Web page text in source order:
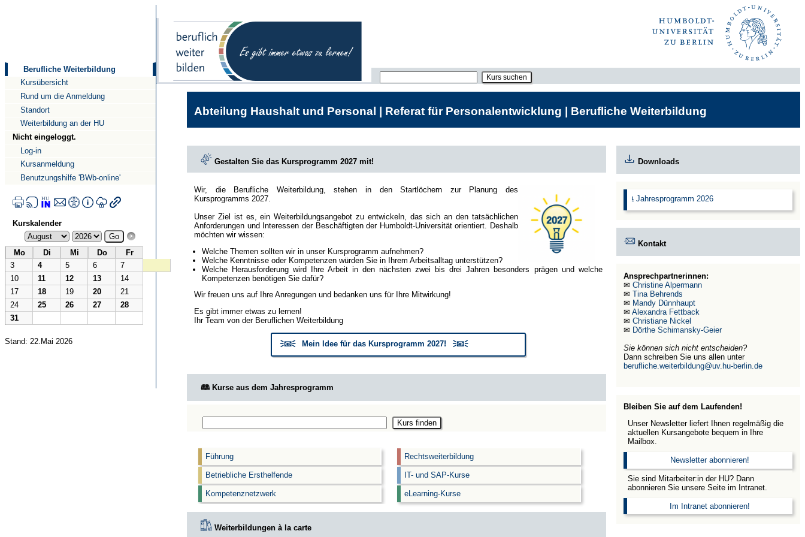
Berufliche Weiterbildung
Kursübersicht
Rund um die Anmeldung
Standort
Weiterbildung an der HU
Nicht eingeloggt.
Log-in
Kursanmeldung
Benutzungshilfe 'BWb-online'
Kurskalender
Mo Di Mi Do
Fr
3
4 5 6
7
10
11 12 13
14
17
18 19 20
21
24
25 26 27
28
31
Stand: 22.Mai 2026
Abteilung Haushalt und Personal | Referat für Personalentwicklung | Berufliche Weiterbildung
Gestalten Sie das Kursprogramm 2027 mit!
Wir, die Berufliche Weiterbildung, stehen in den Startlöchern zur Planung des
Kursprogramms 2027.
Unser Ziel ist es, ein Weiterbildungsangebot zu entwickeln, das sich an den tatsächlichen
Anforderungen und Interessen der Beschäftigten der Humboldt-Universität orientiert. Deshalb
möchten wir wissen:
Welche Themen sollten wir in unser Kursprogramm aufnehmen?
Welche Kenntnisse oder Kompetenzen würden Sie in Ihrem Arbeitsalltag unterstützen?
Welche Herausforderung wird Ihre Arbeit in den nächsten zwei bis drei Jahren besonders prägen und welche
Kompetenzen benötigen Sie dafür?
Wir freuen uns auf Ihre Anregungen und bedanken uns für Ihre Mitwirkung!
Es gibt immer etwas zu lernen!
Ihr Team von der Beruflichen Weiterbildung
🗦📧🗧 Mein Idee für das Kursprogramm 2027! 🗦📧🗧
🕮 Kurse aus dem Jahresprogramm
Führung
Betriebliche Ersthelfende
Kompetenznetzwerk
Rechtsweiterbildung
IT- und SAP-Kurse
eLearning-Kurse
Weiterbildungen à la carte
Downloads
⭳ Jahresprogramm 2026
Kontakt
Ansprechpartnerinnen:
✉Christine Alpermann
✉Tina Behrends
✉ Mandy Dünnhaupt
✉Alexandra Fettback
✉Christiane Nickel
✉ Dörthe Schimansky-Geier
Sie können sich nicht entscheiden?
Dann schreiben Sie uns allen unter
berufliche.weiterbildung@uv.hu-berlin.de
Bleiben Sie auf dem Laufenden!
Unser Newsletter liefert Ihnen regelmäßig die
aktuellen Kursangebote bequem in Ihre
Mailbox.
Newsletter abonnieren!
Sie sind Mitarbeiter:in der HU? Dann
abonnieren Sie unsere Seite im Intranet.
Im Intranet abonnieren!